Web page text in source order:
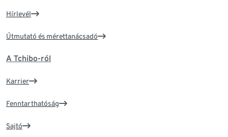
Hírlevél
Útmutató és mérettanácsadó
A Tchibo-ról
Karrier
Fenntarthatóság
Sajtó